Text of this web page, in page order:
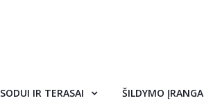
SODUI IR TERASAI ŠILDYMO ĮRANGA